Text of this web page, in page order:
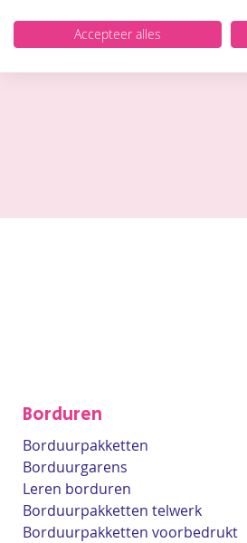
Borduren
Borduurpakketten
Borduurgarens
Leren borduren
Borduurpakketten telwerk
Borduurpakketten voorbedrukt
Accepteer alles